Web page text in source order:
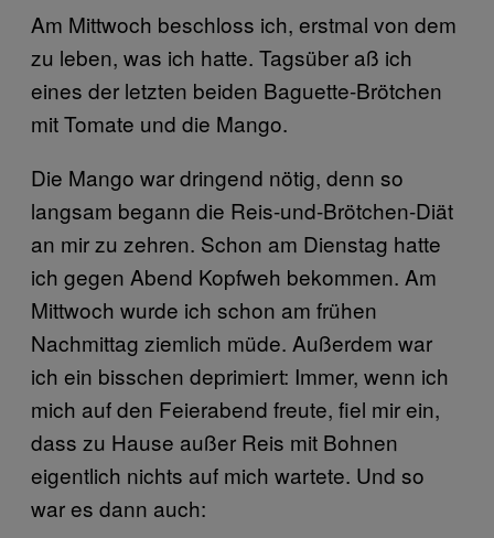
Am Mittwoch beschloss ich, erstmal von dem
zu leben, was ich hatte. Tagsüber aß ich
eines der letzten beiden Baguette-Brötchen
mit Tomate und die Mango.
Die Mango war dringend nötig, denn so
langsam begann die Reis-und-Brötchen-Diät
an mir zu zehren. Schon am Dienstag hatte
ich gegen Abend Kopfweh bekommen. Am
Mittwoch wurde ich schon am frühen
Nachmittag ziemlich müde. Außerdem war
ich ein bisschen deprimiert: Immer, wenn ich
mich auf den Feierabend freute, fiel mir ein,
dass zu Hause außer Reis mit Bohnen
eigentlich nichts auf mich wartete. Und so
war es dann auch: